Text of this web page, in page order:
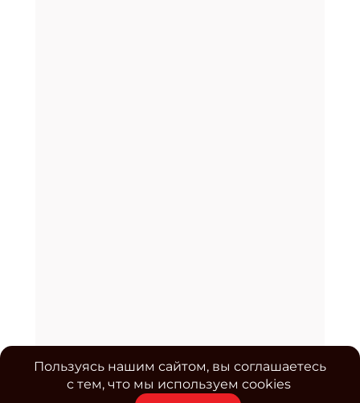
Пользуясь нашим сайтом, вы соглашаетесь
с тем, что мы используем cookies